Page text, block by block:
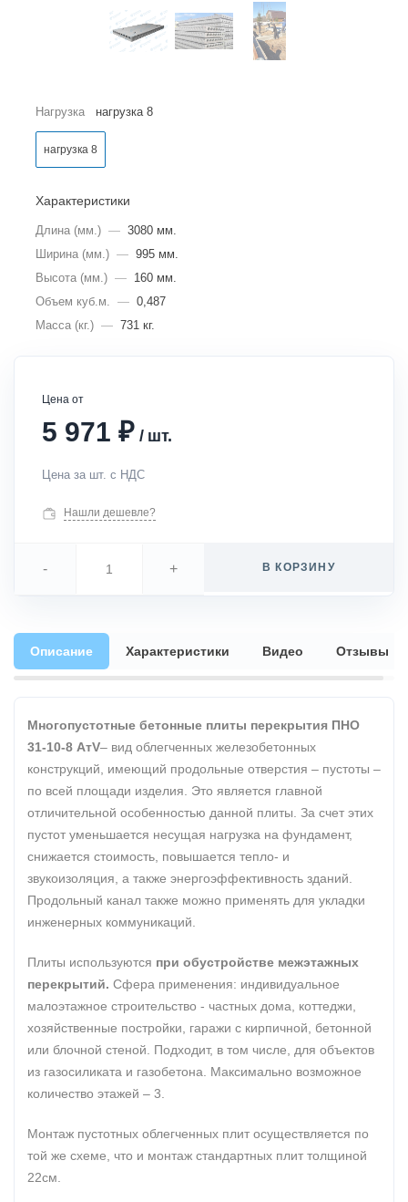
Нагрузка нагрузка 8
нагрузка 8
Характеристики
Длина (мм.) — 3080 мм.
Ширина (мм.) — 995 мм.
Высота (мм.) — 160 мм.
Объем куб.м. — 0,487
Масса (кг.) — 731 кг.
Цена от
5 971 ₽ / шт.
Цена за шт. с НДС
Нашли дешевле?
- + В КОРЗИНУ
Описание Характеристики Видео Отзывы
Многопустотные бетонные плиты перекрытия ПНО
31-10-8 АтV– вид облегченных железобетонных
конструкций, имеющий продольные отверстия – пустоты –
по всей площади изделия. Это является главной
отличительной особенностью данной плиты. За счет этих
пустот уменьшается несущая нагрузка на фундамент,
снижается стоимость, повышается тепло- и
звукоизоляция, а также энергоэффективность зданий.
Продольный канал также можно применять для укладки
инженерных коммуникаций.
Плиты используются при обустройстве межэтажных
перекрытий. Сфера применения: индивидуальное
малоэтажное строительство - частных дома, коттеджи,
хозяйственные постройки, гаражи с кирпичной, бетонной
или блочной стеной. Подходит, в том числе, для объектов
из газосиликата и газобетона. Максимально возможное
количество этажей – 3.
Монтаж пустотных облегченных плит осуществляется по
той же схеме, что и монтаж стандартных плит толщиной
22см.